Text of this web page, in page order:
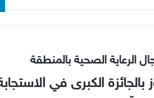
الرعاية الصحية بالمنطقة
الكبرى في